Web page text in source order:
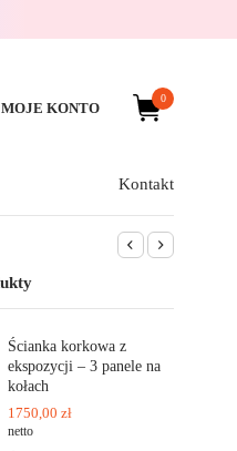
MOJE KONTO
0
Kontakt
Ścianka korkowa z
ekspozycji – 3 panele na
kołach
1750,00 zł
netto